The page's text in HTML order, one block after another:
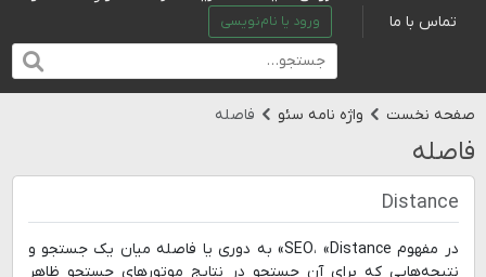
تماس با ما
ورود یا نام‌نویسی
صفحه نخست واژه نامه سئو فاصله
فاصله
Distance
در مفهوم SEO، «Distance» به دوری یا فاصله میان یک جستجو و
نتیجه‌هایی که برای آن جستجو در نتایج موتورهای جستجو ظاهر